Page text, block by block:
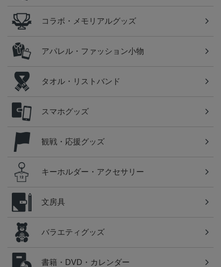
コラボ・メモリアルグッズ
アパレル・ファッション小物
タオル・リストバンド
スマホグッズ
観戦・応援グッズ
キーホルダー・アクセサリー
文房具
バラエティグッズ
書籍・DVD・カレンダー